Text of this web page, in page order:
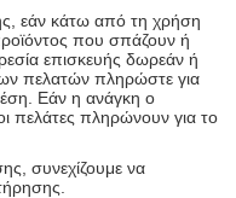
εάν κάτω από τη χρήση
που σπάζουν ή
επισκευής δωρεάν ή
πελατών πληρώστε για
Εάν η ανάγκη ο
πελάτες πληρώνουν για το
συνεχίζουμε να